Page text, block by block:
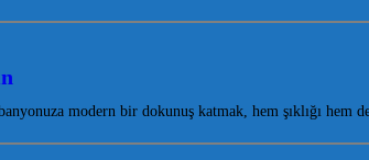
modern bir dokunuş katmak, hem şıklığı